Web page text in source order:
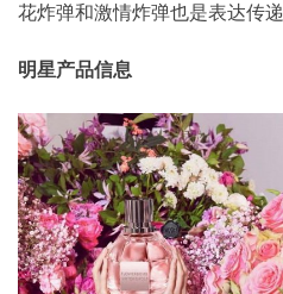
花炸弹和激情炸弹也是表达传
明星产品信息